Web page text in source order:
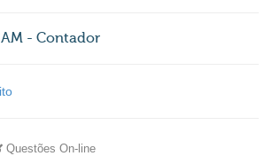
- Contador
Questões On-line